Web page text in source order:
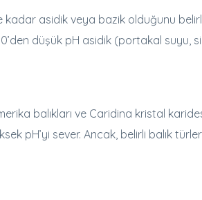
kadar asidik veya bazik olduğunu
düşük pH asidik (portakal suyu,
balıkları ve Caridina kristal
pH’yi sever. Ancak, belirli balık